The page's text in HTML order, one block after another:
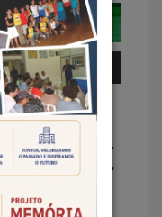
ESTOQUE
FIM